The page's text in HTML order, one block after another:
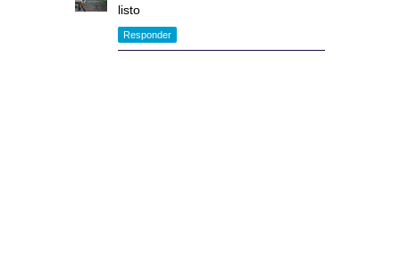
listo
Responder